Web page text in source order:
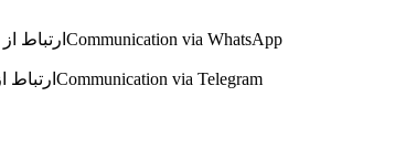
ارتباط Communication via WhatsApp
Communication via Telegram